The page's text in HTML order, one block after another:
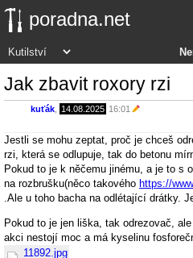
poradna.net
Jak zbavit roxory rzi
kuťák 14.08.2025 16:01
Jestli se mohu zeptat, proč je chceš
rzi, která se odlupuje, tak do betonu
Pokud to je k něčemu jinému, a je to s
na rozbrušku(něco takového https://
.Ale u toho bacha na odlétající drátky.
Pokud to je jen liška, tak odrezovač,
akci nestojí moc a má kyselinu
11892.jpg